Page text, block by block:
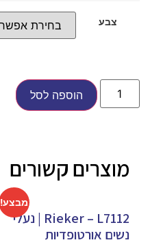
צבע
הוספה לסל
מוצרים קשורים
מבצע!
Rieker – L7112 | נעלי
נשים אורטופדיות